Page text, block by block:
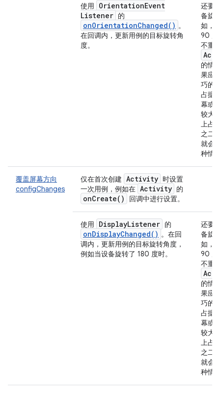
使用 OrientationEvent
Listener 的
onOrientationChanged() 。
在回调内，更新用例的目标旋转角
度。
还要
备旋
如，
90 度
不重
的情
果应
巧的
占据
幕或
较大
上占
之二
就会
种情
覆盖屏幕方向
configChanges
仅在首次创建 Activity 时设置
一次用例，例如在 Activity 的
onCreate( ) 回调中进行设置。
使用 DisplayListener 的
onDisplayChanged() 。在回
调内，更新用例的目标旋转角度，
例如当设备旋转了 180 度时。
还要
备旋
如，
90 度
不重
的情
果应
巧的
占据
幕或
较大
上占
之二
就会
种情